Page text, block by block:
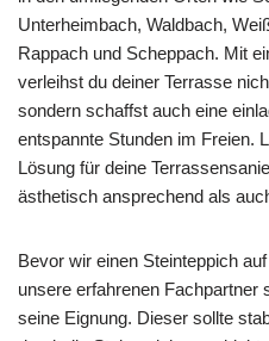
Unterheimbach, Waldbach,
Rappach und Scheppach. Mit
verleihst du deiner Terrasse
sondern schaffst auch eine
entspannte Stunden im Freien.
Lösung für deine
ästhetisch ansprechend als
Bevor wir einen Steinteppich
unsere erfahrenen Fachpartner
seine Eignung. Dieser sollte